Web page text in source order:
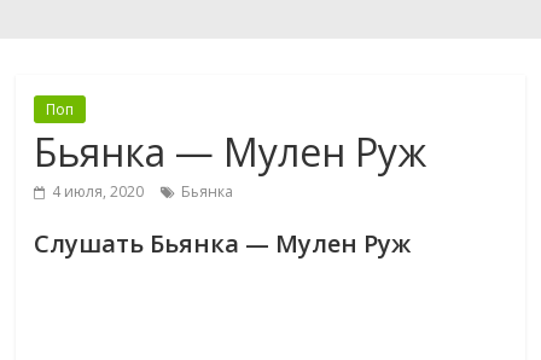
Поп
Бьянка — Мулен Руж
4 июля, 2020 Бьянка
Слушать Бьянка — Мулен Руж